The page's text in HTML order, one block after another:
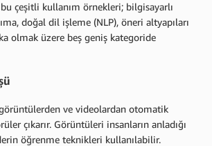
çeşitli kullanım örnekleri; bilgisayarlı
doğal dil işleme (NLP), öneri altyapıları
olmak üzere beş geniş kategoride
ve videolardan otomatik
çıkarır. Görüntüleri insanların anladığı
öğrenme teknikleri kullanılabilir.